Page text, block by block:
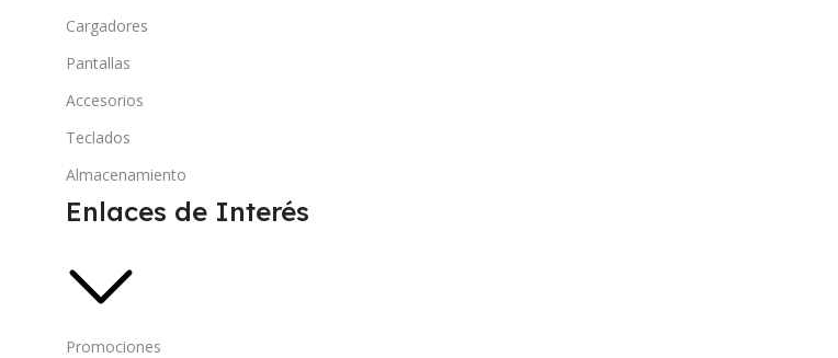
Cargadores
Pantallas
Accesorios
Teclados
Almacenamiento
Enlaces de Interés
Promociones